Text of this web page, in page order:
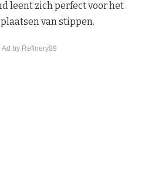
leent zich perfect voor het
van stippen.
by Refinery89